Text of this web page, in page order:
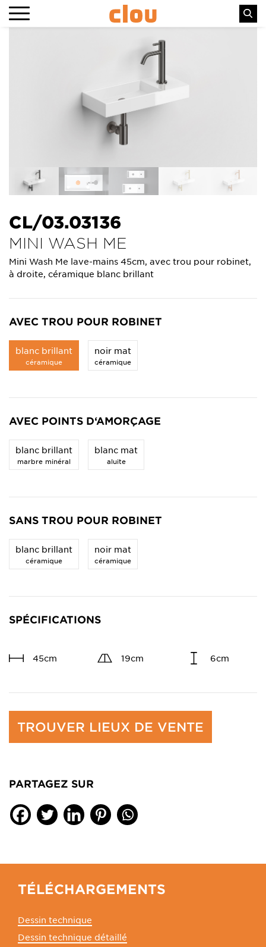
CL/03.03136
MINI WASH ME
Mini Wash Me lave-mains 45cm, avec trou pour robinet,
à droite, céramique blanc brillant
AVEC TROU POUR ROBINET
blanc brillant
céramique
noir mat
céramique
AVEC POINTS D‘AMORÇAGE
blanc brillant
marbre minéral
blanc mat
aluite
SANS TROU POUR ROBINET
blanc brillant
céramique
noir mat
céramique
SPÉCIFICATIONS
45cm 19cm 6cm
TROUVER LIEUX DE VENTE
PARTAGEZ SUR
TÉLÉCHARGEMENTS
Dessin technique
Dessin technique détaillé